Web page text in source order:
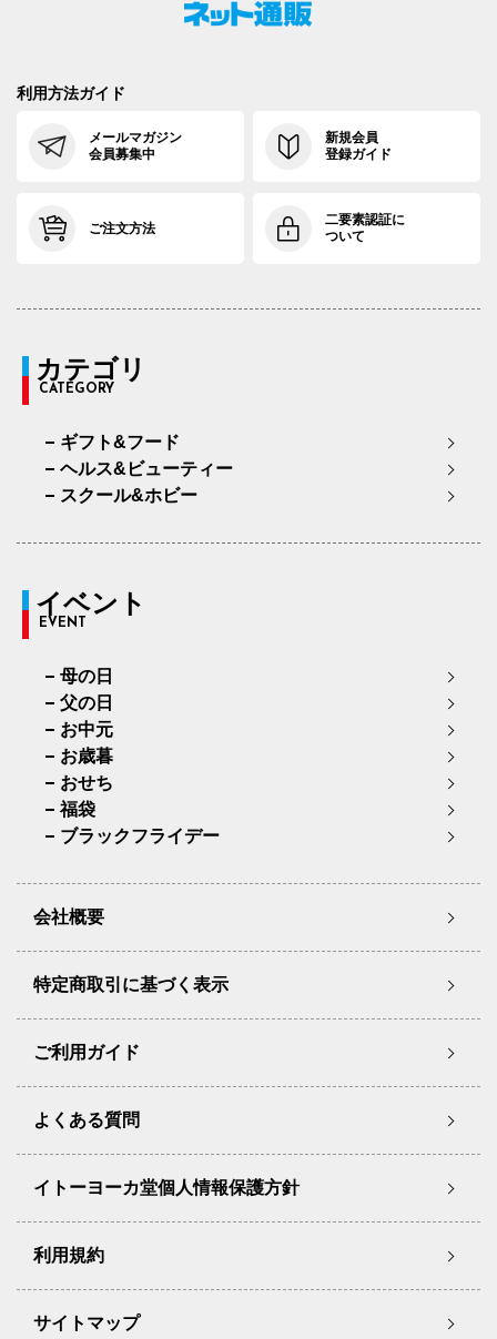
利用方法ガイド
メールマガジン
会員募集中
新規会員
登録ガイド
ご注文方法
二要素認証に
ついて
カテゴリ
CATEGORY
ギフト&フード
ヘルス&ビューティー
スクール&ホビー
イベント
EVENT
母の日
父の日
お中元
お歳暮
おせち
福袋
ブラックフライデー
会社概要
特定商取引に基づく表示
ご利用ガイド
よくある質問
イトーヨーカ堂個人情報保護方針
利用規約
サイトマップ